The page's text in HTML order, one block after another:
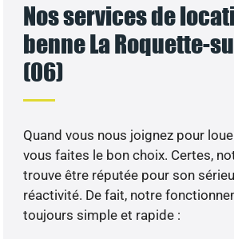
Nos services de
benne La Roquette-
(06)
Quand vous nous joignez pour
vous faites le bon choix. Certes,
trouve être réputée pour son
réactivité. De fait, notre
toujours simple et rapide :